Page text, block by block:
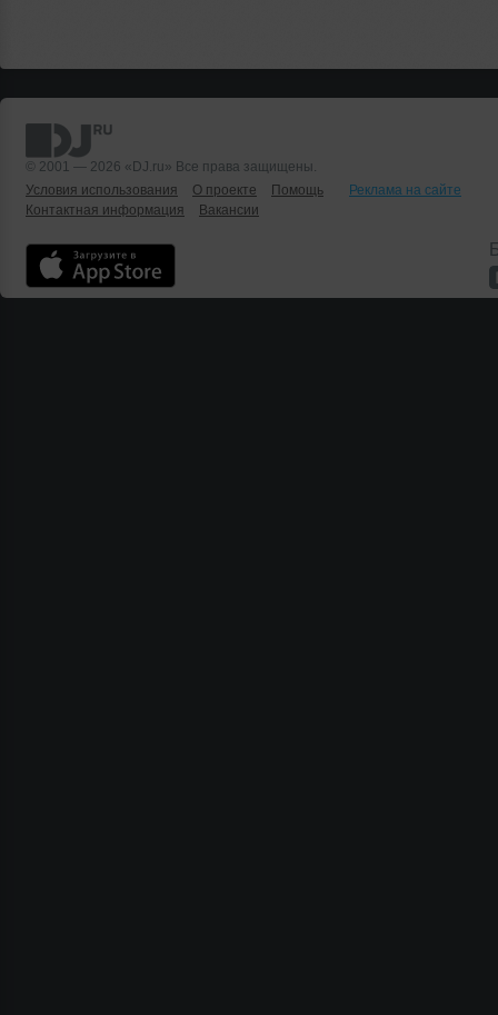
© 2001 — 2026 «DJ.ru» Все права защищены.
Условия использования
О проекте Помощь
Реклама на сайте
Контактная информация
Вакансии